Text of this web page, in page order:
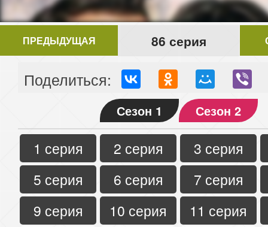
ПРЕДЫДУЩАЯ 86 серия
Поделиться:
Сезон 1 Сезон 2
1 серия 2 серия
3 серия
5 серия
6 серия
7 серия
9 серия
10 серия
11 серия